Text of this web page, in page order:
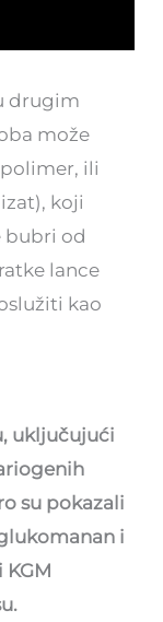
drugim
može
ili
koji
bubri od
lance
kao
uključujući
su pokazali
i